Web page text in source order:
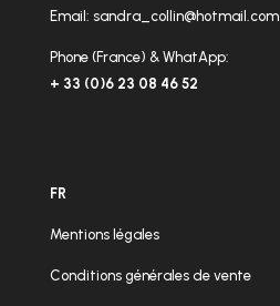
Email: sandra_collin@hotmail.com
Phone (France) & WhatApp:
+ 33 (0)6 23 08 46 52
FR
Mentions légales
Conditions générales de vente